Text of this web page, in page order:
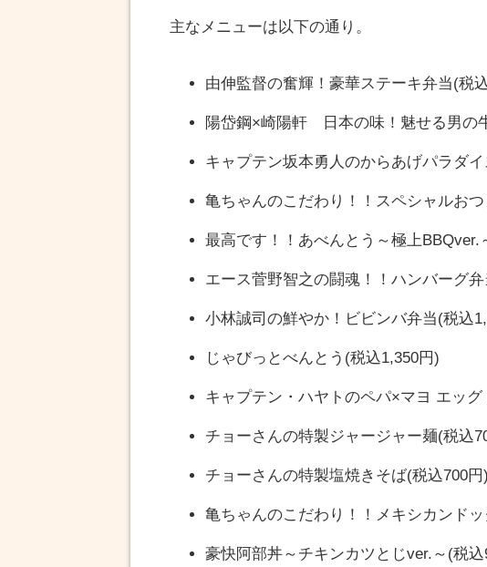
主なメニューは以下の通り。
由伸監督の奮輝！豪華ステーキ弁当(税
陽岱鋼×崎陽軒 日本の味！魅せる男の
キャプテン坂本勇人のからあげパラダ
亀ちゃんのこだわり！！スペシャルお
最高です！！あべんとう～極上BBQver.
エース菅野智之の闘魂！！ハンバーグ
小林誠司の鮮やか！ビビンバ弁当(税込
じゃびっとべんとう(税込1,350円)
キャプテン・ハヤトのペパ×マヨ エッ
チョーさんの特製ジャージャー麺(税込
チョーさんの特製塩焼きそば(税込700円)
亀ちゃんのこだわり！！メキシカンド
豪快阿部丼～チキンカツとじver.～(税込